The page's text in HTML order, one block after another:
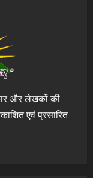
और लेखकों की
एवं प्रसारित